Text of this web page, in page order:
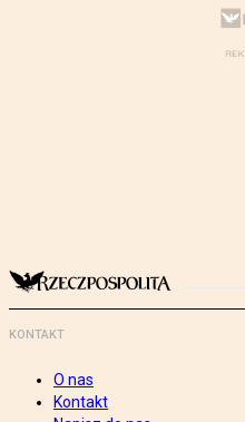
KONTAKT
O nas
Kontakt